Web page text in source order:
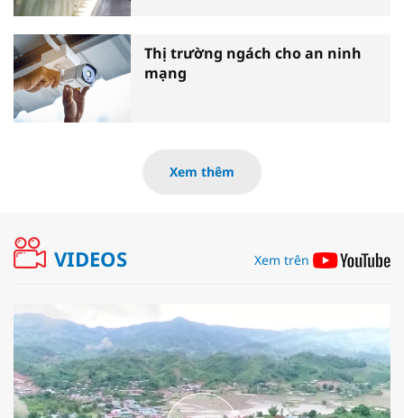
Thị trường ngách cho an ninh
mạng
Xem thêm
VIDEOS Xem trên